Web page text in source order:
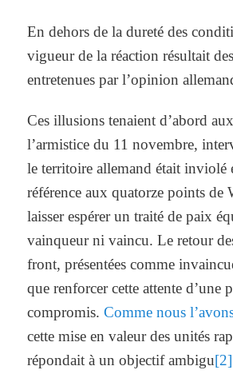
En dehors de la dureté des
vigueur de la réaction résultait
entretenues par l’opinion
Ces illusions tenaient d’abord
l’armistice du 11 novembre,
le territoire allemand était inviolé
référence aux quatorze points de
laisser espérer un traité de paix
vainqueur ni vaincu. Le retour
front, présentées comme
que renforcer cette attente d’une
compromis.Comme nous
cette mise en valeur des unités
répondait à un objectif ambigu[2]